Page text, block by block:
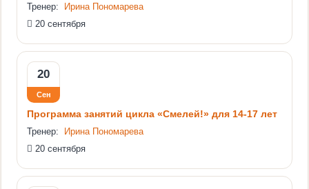
Тренер:
Ирина Пономарева
20 сентября
20
Сен
Программа занятий цикла «Смелей!» для 14-17 лет
Тренер:
Ирина Пономарева
20 сентября